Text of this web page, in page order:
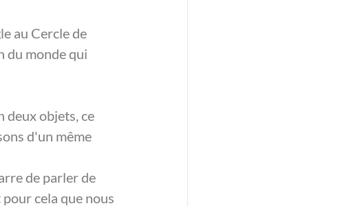
au Cercle de
du monde qui
deux objets, ce
d'un même
de parler de
cela que nous